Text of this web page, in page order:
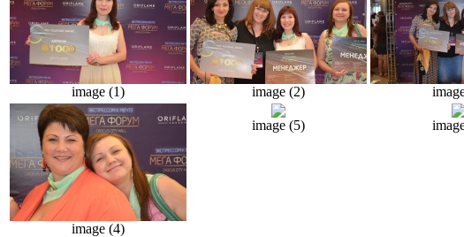
image (1) image (2)
image (4)
image (5)